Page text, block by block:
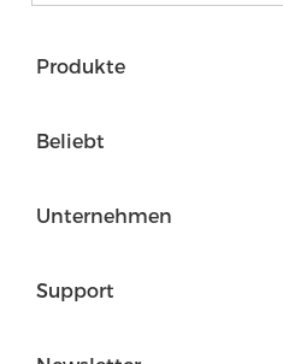
Produkte
Beliebt
Unternehmen
Support